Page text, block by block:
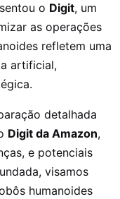
o Digit, um
as operações
refletem uma
artificial,
detalhada
Digit da Amazon,
e potenciais
visamos
humanoides